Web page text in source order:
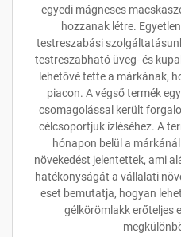
egyedi mágneses
hozzanak létre.
testreszabási
testreszabható üveg- és
lehetővé tette a márkának,
piacon. A végső termék
csomagolással került
célcsoportjuk ízléséhez. A
hónapon belül a
növekedést jelentettek, ami
hatékonyságát a vállalati
eset bemutatja, hogyan
gélkörömlakk erőteljes